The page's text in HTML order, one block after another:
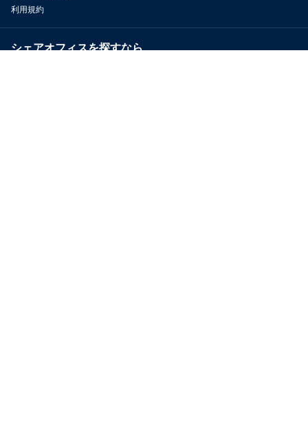
利用規約
シェアオフィスを探すなら